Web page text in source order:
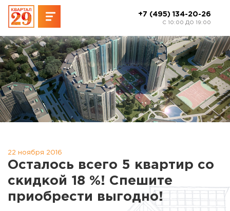
+7 (495) 134-20-26
C 10:00 ДО 19:00
22 ноября 2016
Осталось всего 5 квартир со
скидкой 18 %! Спешите
приобрести выгодно!